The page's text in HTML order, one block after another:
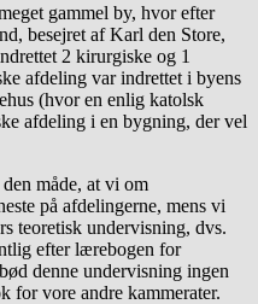
gammel by, hvor efter
besejret af Karl den Store,
2 kirurgiske og 1
afdeling var indrettet i byens
(hvor en enlig katolsk
afdeling i en bygning, der vel
måde, at vi om
på afdelingerne, mens vi
teoretisk undervisning, dvs.
efter lærebogen for
denne undervisning ingen
for vore andre kammerater.